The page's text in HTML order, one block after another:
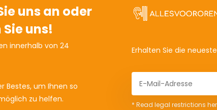
uns an oder
uns!
innerhalb von 24
Bestes, um Ihnen so
zu helfen.
Erhalten Sie die
* Read legal restrictions